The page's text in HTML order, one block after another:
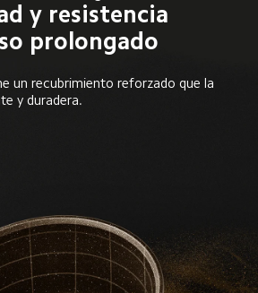
y resistencia
prolongado
un recubrimiento reforzado que la
y duradera.